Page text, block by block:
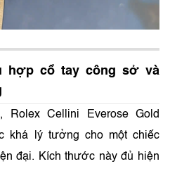
hợp cổ tay công sở và
Cellini Everose Gold
khá lý tưởng cho một chiếc
đại. Kích thước này đủ hiện